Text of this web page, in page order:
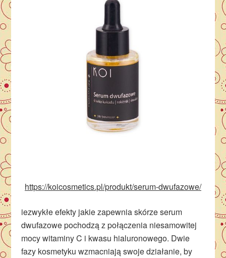
https://koicosmetics.pl/produkt/serum-dwufazowe/
iezwykłe efekty jakie zapewnia skórze serum
dwufazowe pochodzą z połączenia niesamowitej
mocy witaminy C i kwasu hialuronowego. Dwie
fazy kosmetyku wzmacniają swoje działanie, by